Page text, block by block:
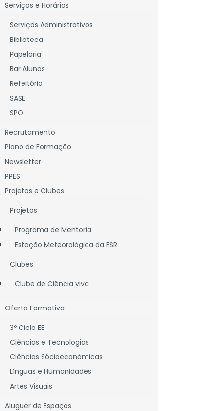
Serviços e Horários
Serviços Administrativos
Biblioteca
Papelaria
Bar Alunos
Refeitório
SASE
SPO
Recrutamento
Plano de Formação
Newsletter
PPES
Projetos e Clubes
Projetos
Programa de Mentoria
Estação Meteorológica da ESR
Clubes
Clube de Ciência viva
Oferta Formativa
3º Ciclo EB
Ciências e Tecnologias
Ciências Sócioeconómicas
Línguas e Humanidades
Artes Visuais
Aluguer de Espaços